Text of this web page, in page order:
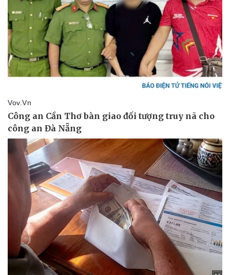
Pháp luật
Vụ án
Tin nóng
Tư vấn luật
Vũ khí
Phân tích